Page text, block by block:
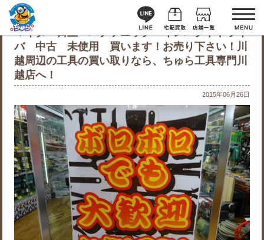
マキタ・日立・パナソニック・インパクトドライ
バ 中古 未使用 買います！お売り下さい！川
越周辺の工具の買い取りなら、ちゅら工具専門川
越店へ！
2015年06月26日